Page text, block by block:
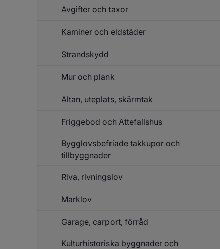
Avgifter och taxor
Kaminer och eldstäder
Strandskydd
Mur och plank
Altan, uteplats, skärmtak
Friggebod och Attefallshus
Bygglovsbefriade takkupor och
tillbyggnader
Riva, rivningslov
Marklov
Garage, carport, förråd
Kulturhistoriska byggnader och